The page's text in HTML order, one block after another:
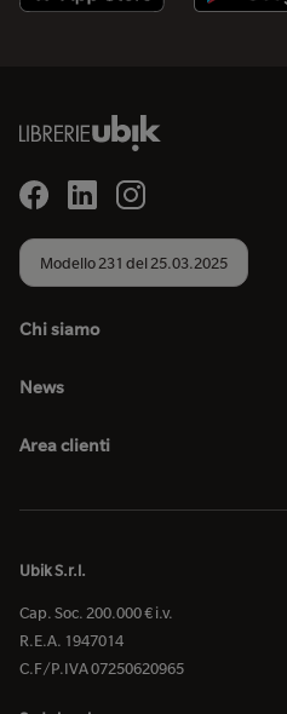
Modello 231 del 25.03.2025
Chi siamo
News
Area clienti
Ubik S.r.l.
Cap. Soc. 200.000 € i.v.
R.E.A. 1947014
C.F/P.IVA 07250620965